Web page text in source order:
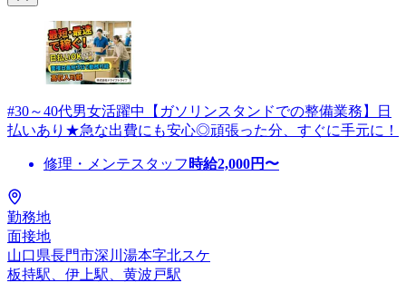
#30～40代男女活躍中【ガソリンスタンドでの整備業務】日
払いあり★急な出費にも安心◎頑張った分、すぐに手元に！
修理・メンテスタッフ 時給2,000円〜
勤務地
面接地
山口県長門市深川湯本字北スケ
板持駅、伊上駅、黄波戸駅